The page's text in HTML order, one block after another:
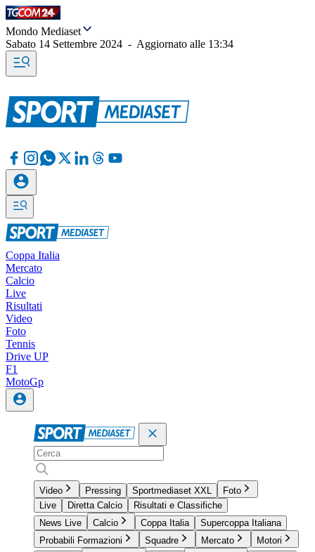
Mondo Mediaset
Sabato 14 Settembre 2024 - Aggiornato alle 13:34
Coppa Italia
Mercato
Calcio
Live
Risultati
Video
Foto
Tennis
Drive UP
F1
MotoGp
Video Pressing Sportmediaset XXL
Foto
Live
Diretta Calcio
Risultati e Classifiche
News Live
Calcio Coppa Italia
Supercoppa Italiana
Probabili Formazioni
Squadre Mercato
Motori